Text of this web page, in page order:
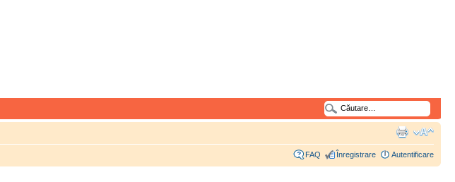
FAQ Înregistrare Autentificare